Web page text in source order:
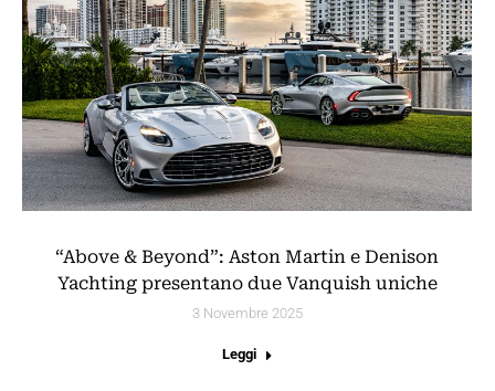
“Above & Beyond”: Aston Martin e Denison
Yachting presentano due Vanquish uniche
3 Novembre 2025
Leggi